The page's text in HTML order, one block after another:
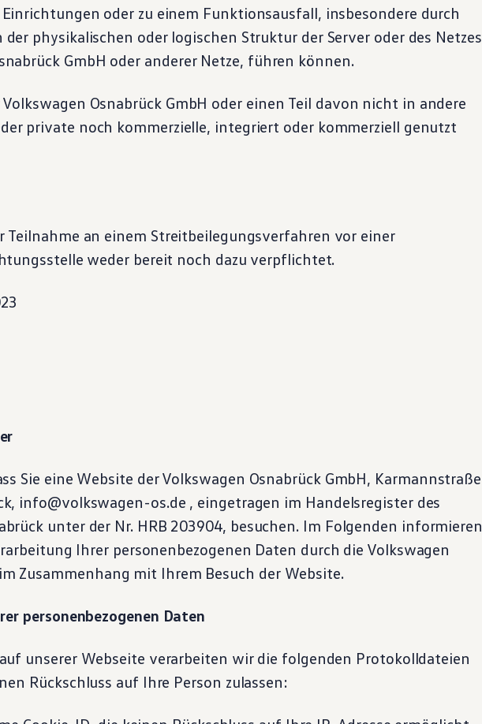
oder zu einem Funktionsausfall, insbesondere durch
der physikalischen oder logischen Struktur der Server oder des Netzes
GmbH oder anderer Netze, führen können.
Volkswagen Osnabrück GmbH oder einen Teil davon nicht in andere
private noch kommerzielle, integriert oder kommerziell genutzt
Teilnahme an einem Streitbeilegungsverfahren vor einer
weder bereit noch dazu verpflichtet.
Sie eine Website derVolkswagen Osnabrück GmbH, Karmannstraße
info@volkswagen-os.de , eingetragen im Handelsregister des
unter der Nr. HRB 203904, besuchen. Im Folgenden informieren
Ihrer personenbezogenen Daten durch die Volkswagen
Zusammenhang mit Ihrem Besuch der Website.
personenbezogenen Daten
unserer Webseite verarbeiten wir die folgenden Protokolldateien
Rückschluss auf Ihre Person zulassen: